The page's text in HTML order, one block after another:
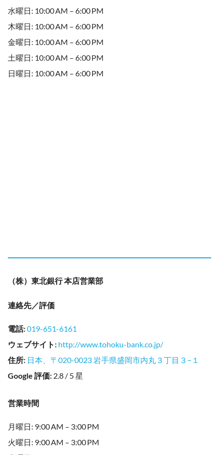
水曜日: 10:00 AM – 6:00 PM
木曜日: 10:00 AM – 6:00 PM
金曜日: 10:00 AM – 6:00 PM
土曜日: 10:00 AM – 6:00 PM
日曜日: 10:00 AM – 6:00 PM
（株）東北銀行 本店営業部
連絡先／評価
電話:019-651-6161
ウェブサイト : http://www.tohoku-bank.co.jp/
住所: 日本、〒020-0023 岩手県盛岡市内丸３丁目３−１
Google 評価: 2.8 / 5 星
営業時間
月曜日: 9:00 AM – 3:00 PM
火曜日: 9:00 AM – 3:00 PM